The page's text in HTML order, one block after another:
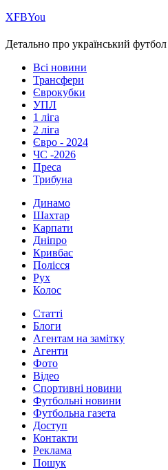
ХFBYou
Детально про український футбол
Всі новини
Трансфери
Єврокубки
УПЛ
1 ліга
2 ліга
Євро - 2024
ЧС -2026
Преса
Трибуна
Динамо
Шахтар
Карпати
Дніпро
Кривбас
Полісся
Рух
Колос
Статті
Блоги
Агентам на замітку
Агенти
Фото
Відео
Спортивні новини
Футбольні новини
Футбольна газета
Доступ
Контакти
Реклама
Пошук